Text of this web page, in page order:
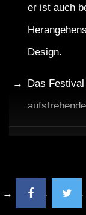
er ist auch
Design.
Das
einem
besser